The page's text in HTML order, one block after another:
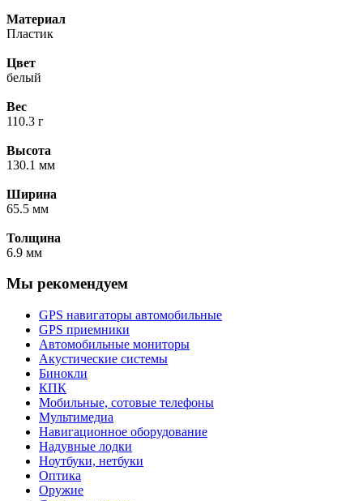
Материал
Пластик
Цвет
белый
Вес
110.3 г
Высота
130.1 мм
Ширина
65.5 мм
Толщина
6.9 мм
Мы рекомендуем
GPS навигаторы автомобильные
GPS приемники
Автомобильные мониторы
Акустические системы
Бинокли
КПК
Мобильные, сотовые телефоны
Мультимедиа
Навигационное оборудование
Надувные лодки
Ноутбуки, нетбуки
Оптика
Оружие